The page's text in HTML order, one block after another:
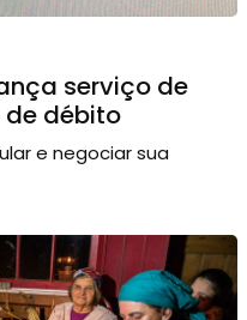
serviço de
débito
e negociar sua